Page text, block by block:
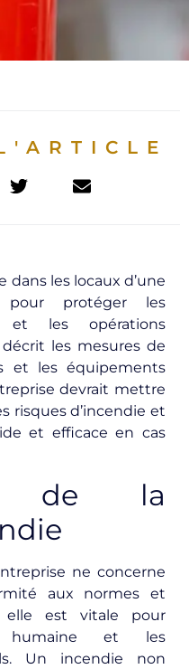
dans les locaux d’une
pour protéger les
et les opérations
les mesures de
et les équipements
devrait mettre
risques d’incendie et
et efficace en cas
de la
ne concerne
aux normes et
elle est vitale pour
humaine et les
Un incendie non